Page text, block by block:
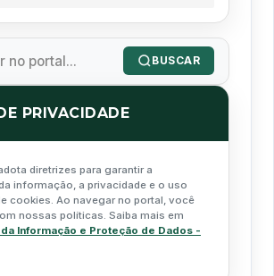
BUSCAR
PRIVACIDADE
diretrizes para garantir a
informação, a privacidade e o uso
cookies. Ao navegar no portal, você
nossas políticas. Saiba mais em
Informação e Proteção de Dados -